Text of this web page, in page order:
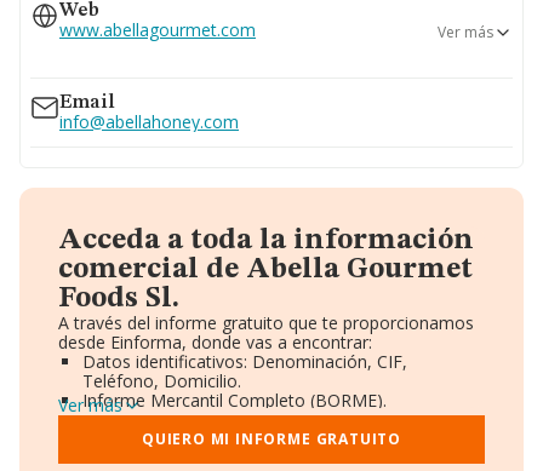
Web
www.abellagourmet.com Ver más
Email
info@abellahoney.com
Acceda a toda la información
comercial de Abella Gourmet
Foods Sl.
A través del informe gratuito que te proporcionamos
desde Einforma, donde vas a encontrar:
Datos identificativos: Denominación, CIF,
Teléfono, Domicilio.
Informe Mercantil Completo (BORME).
Gráficos de Evolución Ventas y Empleados.
Consejo de Administración y Administradores.
Directivos y Ejecutivos.
Ver más
QUIERO MI INFORME GRATUITO